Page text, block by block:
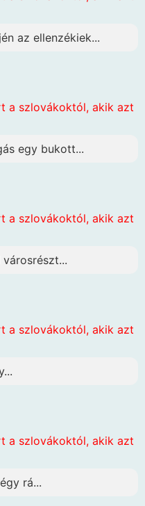
az ellenzékiek...
a szlovákoktól, akik azt
egy bukott...
a szlovákoktól, akik azt
a szlovákoktól, akik azt
a szlovákoktól, akik azt
rá...